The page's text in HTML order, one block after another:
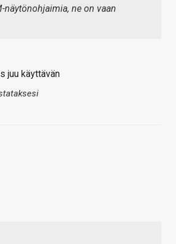
näytönohjaimia, ne on vaan
juu käyttävän